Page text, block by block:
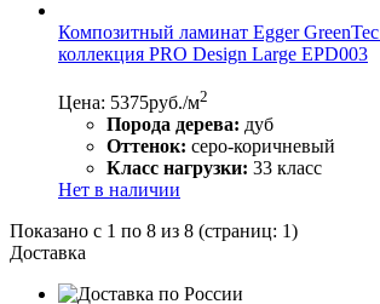
Композитный ламинат Egger GreenTec
коллекция PRO Design Large EPD003
Цена: 5375руб./м2
Порода дерева: дуб
Оттенок: серо-коричневый
Класс нагрузки: 33 класс
Нет в наличии
Показано с 1 по 8 из 8 (страниц: 1)
Доставка